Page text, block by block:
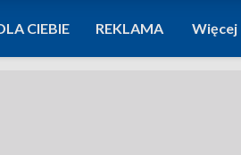
CIEBIE REKLAMA Więcej